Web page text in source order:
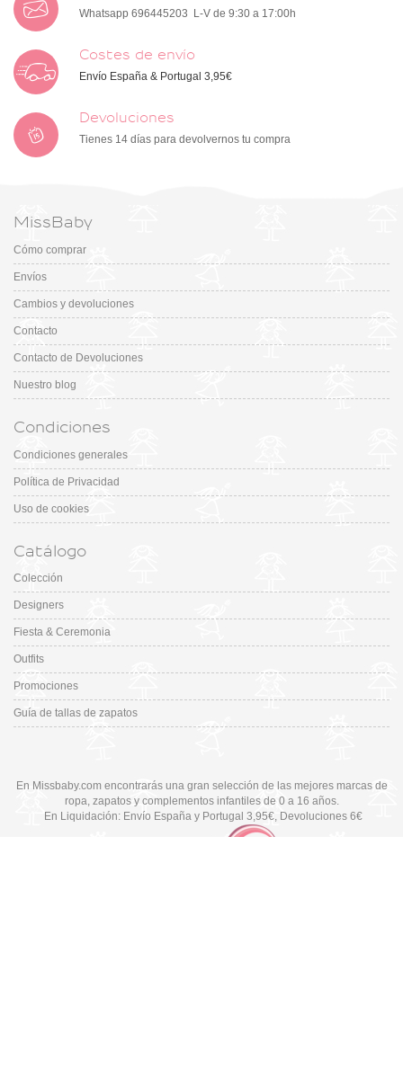
Whatsapp 696445203 L-V de 9:30 a 17:00h
Costes de envío
Envío España & Portugal 3,95€
Devoluciones
Tienes 14 días para devolvernos tu compra
MissBaby
Cómo comprar
Envíos
Cambios y devoluciones
Contacto
Contacto de Devoluciones
Nuestro blog
Condiciones
Condiciones generales
Política de Privacidad
Uso de cookies
Catálogo
Colección
Designers
Fiesta & Ceremonia
Outfits
Promociones
Guía de tallas de zapatos
En Missbaby.com encontrarás una gran selección de las mejores marcas de
ropa, zapatos y complementos infantiles de 0 a 16 años.
En Liquidación: Envío España y Portugal 3,95€, Devoluciones 6€